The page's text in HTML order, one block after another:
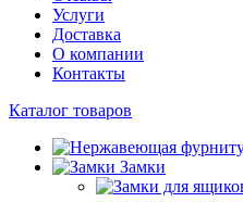
Услуги
Доставка
О компании
Контакты
Каталог товаров
Замки